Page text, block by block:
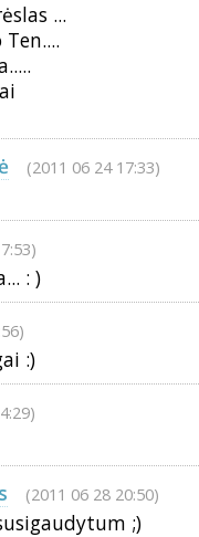
...
(2011 06 24 17:33)
: )
:)
(2011 06 28 20:50)
;)